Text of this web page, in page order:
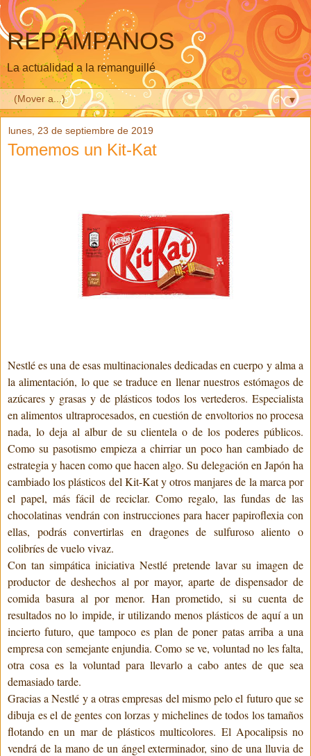
REPÁMPANOS
La actualidad a la remanguillé
▼
lunes, 23 de septiembre de 2019
Tomemos un Kit-Kat
Nestlé es una de esas multinacionales dedicadas en cuerpo y alma a
la alimentación, lo que se traduce en llenar nuestros estómagos de
azúcares y grasas y de plásticos todos los vertederos. Especialista
en alimentos ultraprocesados, en cuestión de envoltorios no procesa
nada, lo deja al albur de su clientela o de los poderes públicos.
Como su pasotismo empieza a chirriar un poco han cambiado de
estrategia y hacen como que hacen algo. Su delegación en Japón ha
cambiado los plásticos del Kit-Kat y otros manjares de la marca por
el papel, más fácil de reciclar. Como regalo, las fundas de las
chocolatinas vendrán con instrucciones para hacer papiroflexia con
ellas, podrás convertirlas en dragones de sulfuroso aliento o
colibríes de vuelo vivaz.
Con tan simpática iniciativa Nestlé pretende lavar su imagen de
productor de deshechos al por mayor, aparte de dispensador de
comida basura al por menor. Han prometido, si su cuenta de
resultados no lo impide, ir utilizando menos plásticos de aquí a un
incierto futuro, que tampoco es plan de poner patas arriba a una
empresa con semejante enjundia. Como se ve, voluntad no les falta,
otra cosa es la voluntad para llevarlo a cabo antes de que sea
demasiado tarde.
Gracias a Nestlé y a otras empresas del mismo pelo el futuro que se
dibuja es el de gentes con lorzas y michelines de todos los tamaños
flotando en un mar de plásticos multicolores. El Apocalipsis no
vendrá de la mano de un ángel exterminador, sino de una lluvia de